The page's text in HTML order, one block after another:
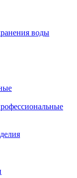
воды